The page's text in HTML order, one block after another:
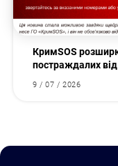
КримSOS
постраждалих
9 / 07 / 2026